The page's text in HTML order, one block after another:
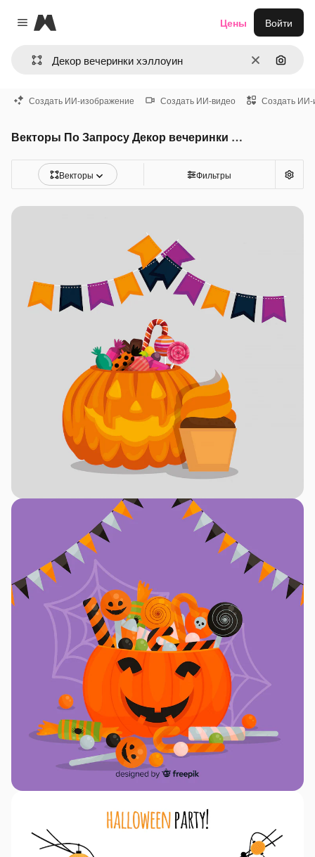
Close menu
Magnific
ОчиститьПоиск
Цены Войти
Создать ИИ-изображение Создать ИИ-видео Создать ИИ-
Векторы По Запросу Декор вечеринки хэллоуин
Векторы Фильтры